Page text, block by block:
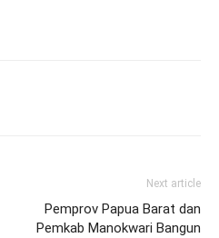
Next article
Pemprov Papua Barat dan
Pemkab Manokwari Bangun